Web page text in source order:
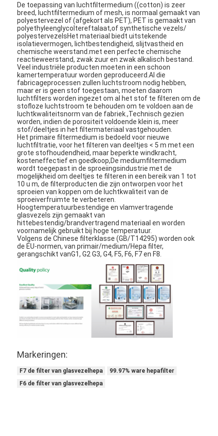
Thuis
Producten
Video's
Over ons
Kwaliteitscontrole
Neem contact met ons op
De toepassing van luchtfiltermedium ((cotton) is zeer
breed, luchtfiltermedium of mesh, is normaal gemaakt van
polyestervezel of (afgekort als PET), PET is gemaakt van
polyethyleenglycoltereftalaat,of synthetische vezels/
polyestervezelsHet materiaal biedt uitstekende
isolatievermogen, lichtbestendigheid, slijtvastheid en
chemische weerstand.met een perfecte chemische
reactieweerstand, zwak zuur en zwak alkalisch bestand.
Veel industriële producten moeten in een schoon
kamertemperatuur worden geproduceerd.Al die
fabricageprocessen zullen luchtstroom nodig hebben,
maar er is geen stof toegestaan, moeten daarom
luchtfilters worden ingezet om al het stof te filteren om de
stofloze luchtstroom te behouden om te voldoen aan de
luchtkwaliteitsnorm van de fabriek.,Technisch gezien
worden, indien de porositeit voldoende klein is, meer
stof/deeltjes in het filtermateriaal vastgehouden.
Het primaire filtermedium is bedoeld voor nieuwe
luchtfiltratie, voor het filteren van deeltjes < 5 m met een
grote stofhoudendheid, maar beperkte windkracht,
kosteneffectief en goedkoop,De mediumfiltermedium
wordt toegepast in de sproeiingsindustrie met de
mogelijkheid om deeltjes te filteren in een bereik van 1 tot
10 u m, de filterproducten die zijn ontworpen voor het
sproeien van koppen om de luchtkwaliteit van de
sproeiverfruimte te verbeteren.
Hoogtemperatuurbestendige en vlamvertragende
glasvezels zijn gemaakt van
hittebestendig/brandvertragend materiaal en worden
voornamelijk gebruikt bij hoge temperatuur.
Volgens de Chinese filterklasse (GB/T14295) worden ook
de EU-normen, van primair/medium/Hepa filter,
gerangschikt vanG1, G2 G3, G4, F5, F6, F7 en F8.
Markeringen:
F7 de filter van glasvezelhepa
99.97% ware hepafilter
F6 de filter van glasvezelhepa